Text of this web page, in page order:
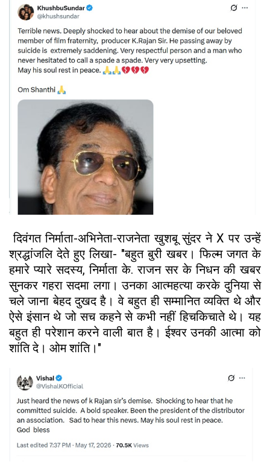
दिवंगत निर्माता-अभिनेता-राजनेता खुशबू सुंदर ने X पर उन्हें
श्रद्धांजलि देते हुए लिखा- "बहुत बुरी खबर। फिल्म जगत के
हमारे प्यारे सदस्य, निर्माता के. राजन सर के निधन की खबर
सुनकर गहरा सदमा लगा। उनका आत्महत्या करके दुनिया से
चले जाना बेहद दुखद है। वे बहुत ही सम्मानित व्यक्ति थे और
ऐसे इंसान थे जो सच कहने से कभी नहीं हिचकिचाते थे। यह
बहुत ही परेशान करने वाली बात है। ईश्वर उनकी आत्मा को
शांति दे। ओम शांति।"